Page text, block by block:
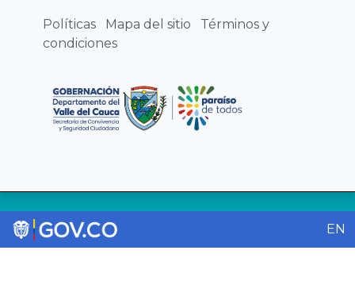
Políticas Mapa del sitio
Términos y
condiciones
EN